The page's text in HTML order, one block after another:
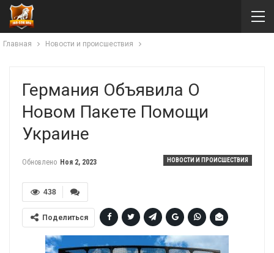
Главная Новости и происшествия
Германия Объявила О
Новом Пакете Помощи
Украине
НОВОСТИ И ПРОИСШЕСТВИЯ
Обновлено Ноя 2, 2023
438
Поделиться